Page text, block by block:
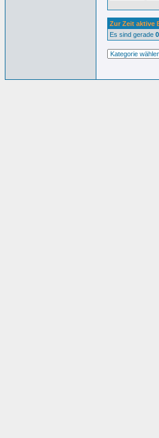
Zur Zeit aktive
Es sind gerade 0